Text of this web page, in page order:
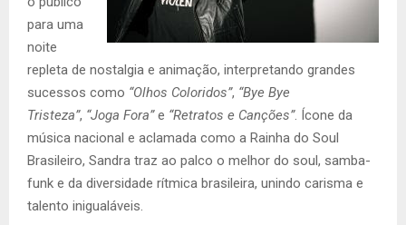
para uma
noite
repleta de nostalgia e animação, interpretando grandes
sucessos como “Olhos Coloridos”, “Bye Bye
Tristeza”, “Joga Fora”e “Retratos e Canções”. Ícone da
música nacional e aclamada como a Rainha do Soul
Brasileiro, Sandra traz ao palco o melhor do soul, samba-
funk e da diversidade rítmica brasileira, unindo carisma e
talento inigualáveis.